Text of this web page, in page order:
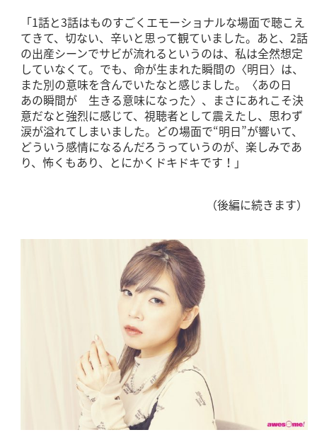
「1話と3話はものすごくエモーショナルな場面で聴こえ
てきて、切ない、辛いと思って観ていました。あと、2話
の出産シーンでサビが流れるというのは、私は全然想定
していなくて。でも、命が生まれた瞬間の〈明日〉は、
また別の意味を含んでいたなと感じました。〈あの日
あの瞬間が 生きる意味になった〉、まさにあれこそ決
意だなと強烈に感じて、視聴者として震えたし、思わず
涙が溢れてしまいました。どの場面で“明日”が響いて、
どういう感情になるんだろうっていうのが、楽しみであ
り、怖くもあり、とにかくドキドキです！」
（後編に続きます）